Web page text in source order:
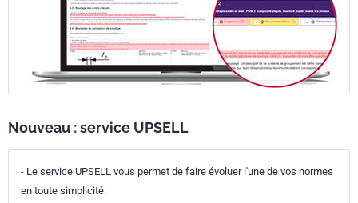
Nouveau : service UPSELL
- Le service UPSELL vous permet de faire évoluer l'une de vos normes
en toute simplicité.